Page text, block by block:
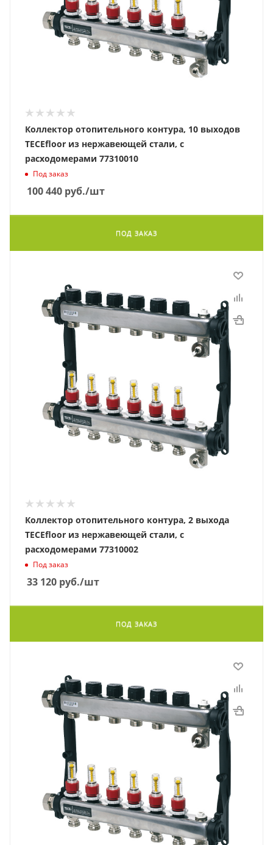
Коллектор отопительного контура, 10 выходов
TECEfloor из нержавеющей стали, с
расходомерами 77310010
Под заказ
100 440 руб./шт
ПОД ЗАКАЗ
Коллектор отопительного контура, 2 выхода
TECEfloor из нержавеющей стали, с
расходомерами 77310002
Под заказ
33 120 руб./шт
ПОД ЗАКАЗ